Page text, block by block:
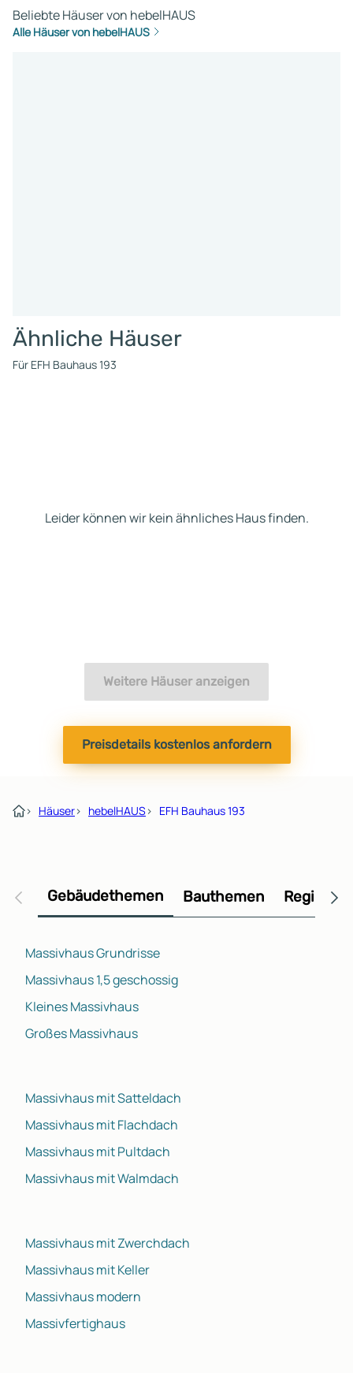
Beliebte Häuser von hebelHAUS
Alle Häuser von hebelHAUS
Ähnliche Häuser
Für EFH Bauhaus 193
Leider können wir kein ähnliches Haus finden.
Weitere Häuser anzeigen
Preisdetails kostenlos anfordern
› Häuser› hebelHAUS› EFH Bauhaus 193
Gebäudethemen Bauthemen
Massivhaus Grundrisse
Massivhaus 1,5 geschossig
Kleines Massivhaus
Großes Massivhaus
Massivhaus mit Satteldach
Massivhaus mit Flachdach
Massivhaus mit Pultdach
Massivhaus mit Walmdach
Massivhaus mit Zwerchdach
Massivhaus mit Keller
Massivhaus modern
Massivfertighaus